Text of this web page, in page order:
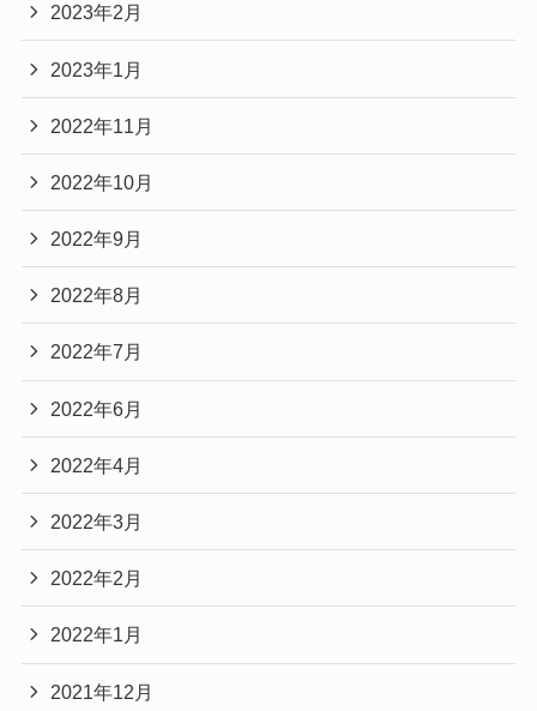
2023年2月
2023年1月
2022年11月
2022年10月
2022年9月
2022年8月
2022年7月
2022年6月
2022年4月
2022年3月
2022年2月
2022年1月
2021年12月